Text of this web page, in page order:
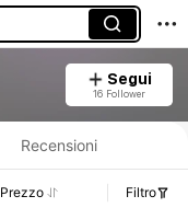
Segui
16 Follower
Recensioni
Prezzo Filtro